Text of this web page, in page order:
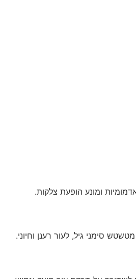
ומונע הופעת צלקות.
סימני גיל, לעור רענן וחיוני.